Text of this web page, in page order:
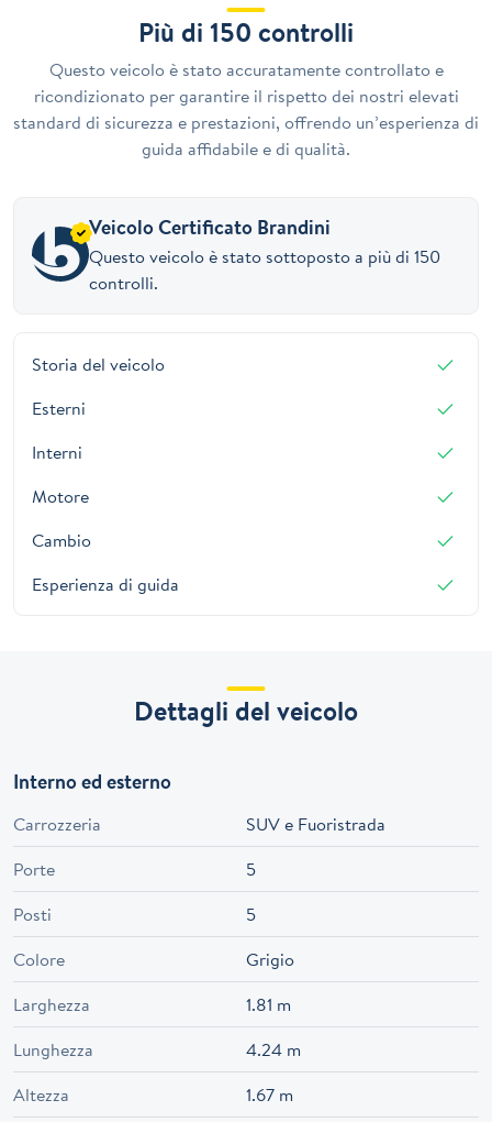
Più di 150 controlli
Questo veicolo è stato accuratamente controllato e
ricondizionato per garantire il rispetto dei nostri elevati
standard di sicurezza e prestazioni, offrendo un’esperienza di
guida affidabile e di qualità.
Veicolo Certificato Brandini
Questo veicolo è stato sottoposto a più di 150
controlli.
Storia del veicolo
Esterni
Interni
Motore
Cambio
Esperienza di guida
Dettagli del veicolo
Interno ed esterno
Carrozzeria
SUV e Fuoristrada
Porte
5
Posti
5
Colore
Grigio
Larghezza
1.81 m
Lunghezza
4.24 m
Altezza
1.67 m